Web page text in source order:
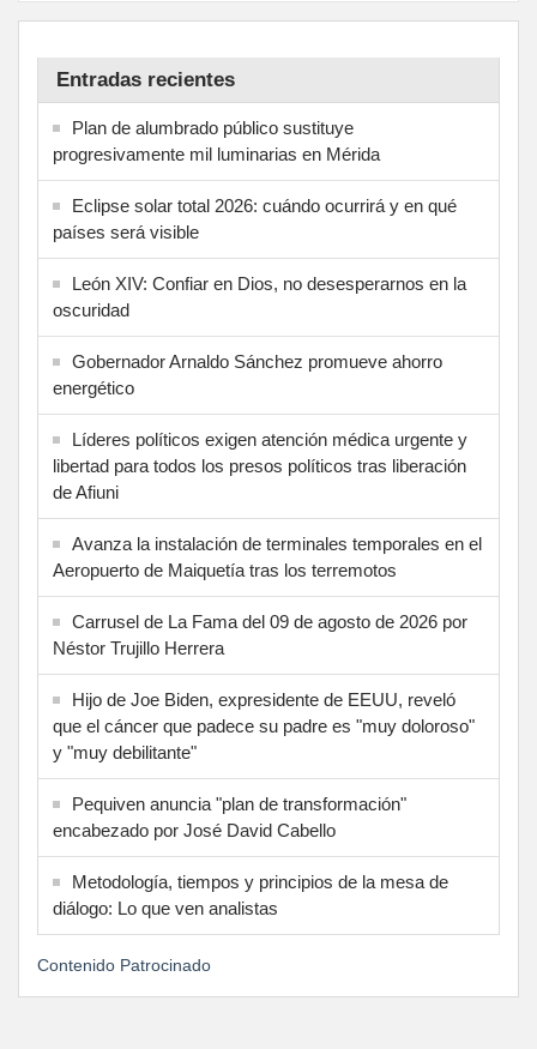
Entradas recientes
Plan de alumbrado público sustituye
progresivamente mil luminarias en Mérida
Eclipse solar total 2026: cuándo ocurrirá y en qué
países será visible
León XIV: Confiar en Dios, no desesperarnos en la
oscuridad
Gobernador Arnaldo Sánchez promueve ahorro
energético
Líderes políticos exigen atención médica urgente y
libertad para todos los presos políticos tras liberación
de Afiuni
Avanza la instalación de terminales temporales en el
Aeropuerto de Maiquetía tras los terremotos
Carrusel de La Fama del 09 de agosto de 2026 por
Néstor Trujillo Herrera
Hijo de Joe Biden, expresidente de EEUU, reveló
que el cáncer que padece su padre es "muy doloroso"
y "muy debilitante"
Pequiven anuncia "plan de transformación"
encabezado por José David Cabello
Metodología, tiempos y principios de la mesa de
diálogo: Lo que ven analistas
Contenido Patrocinado